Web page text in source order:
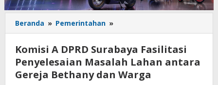
Beranda » Pemerintahan »
A
DPRD
Surabaya
Fasilitasi
Penyelesaian
Komisi A DPRD Surabaya Fasilitasi
Penyelesaian Masalah Lahan antara
Gereja Bethany dan Warga